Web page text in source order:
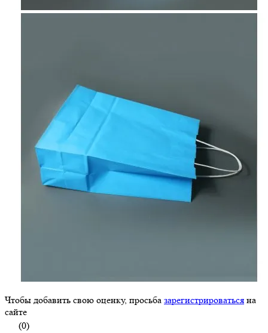
Чтобы добавить свою оценку, просьба зарегистрироваться на
сайте
(0)